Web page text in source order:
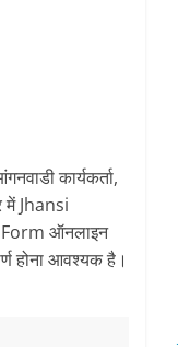
कार्यकर्ता,
में Jhansi
ऑनलाइन
होना आवश्यक है।